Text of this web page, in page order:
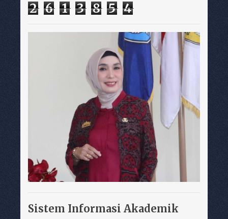
2 6 1 3 8 5 4
Sistem Informasi Akademik